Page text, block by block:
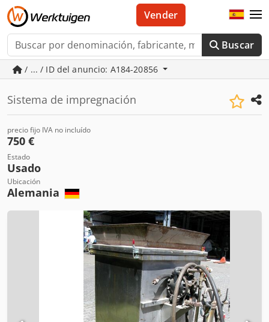
Buscar
Vender
/ ... / ID del anuncio: A184-20856
Sistema de impregnación
precio fijo IVA no incluído
750 €
Estado
Usado
Ubicación
Alemania